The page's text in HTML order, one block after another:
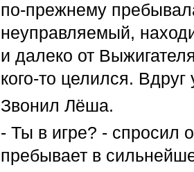
по-прежнему
неуправляемый,
и далеко от
кого-то целился.
Звонил Лёша.
- Ты в игре? - спросил
пребывает в